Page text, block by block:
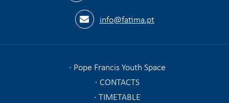
info@fatima.pt
Pope Francis Youth Space
CONTACTS
TIMETABLE